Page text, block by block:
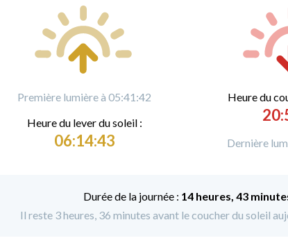
Première lumière à 05:41:42
Heure du lever du soleil :
06:14:43
Heure duc
Dernière
Durée de la journée : 14 heures, 43
Il reste 3 heures, 36 minutes avant le coucher du soleil